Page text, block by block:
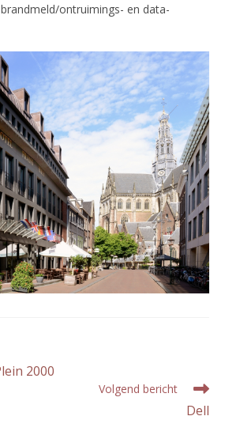
ontruimings- en data-
2000
Volgend bericht
Dell